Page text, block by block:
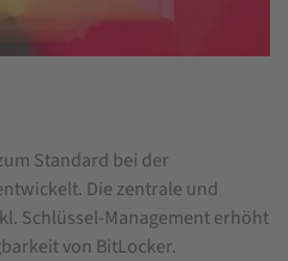
Standard bei der
Die zentrale und
Schlüssel-Management erhöht
von BitLocker.